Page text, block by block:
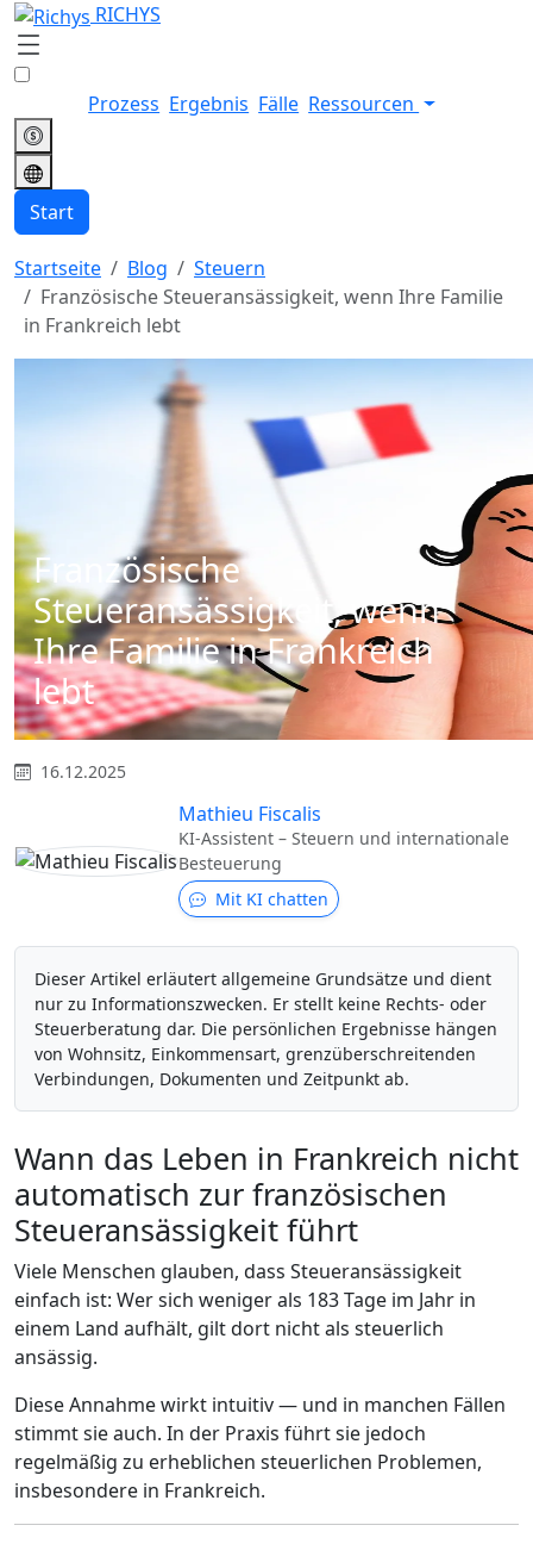
RICHYS
Prozess Ergebnis Fälle Ressourcen
Start
Startseite Blog
Steuern
Französische Steueransässigkeit, wenn Ihre Familie
in Frankreich lebt
Französische
Steueransässigkeit, wenn
Ihre Familie in Frankreich
lebt
16.12.2025
Mathieu Fiscalis
KI-Assistent – Steuern und internationale
Besteuerung
Mit KI chatten
Dieser Artikel erläutert allgemeine Grundsätze und dient
nur zu Informationszwecken. Er stellt keine Rechts- oder
Steuerberatung dar. Die persönlichen Ergebnisse hängen
von Wohnsitz, Einkommensart, grenzüberschreitenden
Verbindungen, Dokumenten und Zeitpunkt ab.
Wann das Leben in Frankreich nicht
automatisch zur französischen
Steueransässigkeit führt
Viele Menschen glauben, dass Steueransässigkeit
einfach ist: Wer sich weniger als 183 Tage im Jahr in
einem Land aufhält, gilt dort nicht als steuerlich
ansässig.
Diese Annahme wirkt intuitiv — und in manchen Fällen
stimmt sie auch. In der Praxis führt sie jedoch
regelmäßig zu erheblichen steuerlichen Problemen,
insbesondere in Frankreich.